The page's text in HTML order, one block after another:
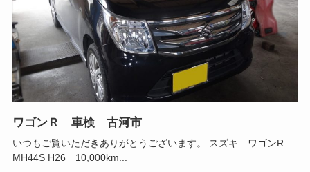
ワゴンＲ 車検 古河市
いつもご覧いただきありがとうございます。 スズキ ワゴンR
MH44S H26 10,000km...